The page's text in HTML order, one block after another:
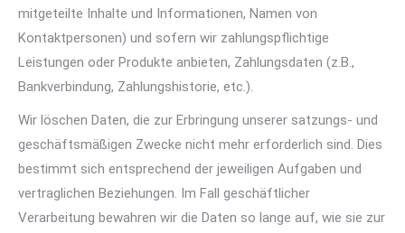
mitgeteilte Inhalte und Informationen, Namen von
Kontaktpersonen) und sofern wir zahlungspflichtige
Leistungen oder Produkte anbieten, Zahlungsdaten (z.B.,
Bankverbindung, Zahlungshistorie, etc.).
Wir löschen Daten, die zur Erbringung unserer satzungs- und
geschäftsmäßigen Zwecke nicht mehr erforderlich sind. Dies
bestimmt sich entsprechend der jeweiligen Aufgaben und
vertraglichen Beziehungen. Im Fall geschäftlicher
Verarbeitung bewahren wir die Daten so lange auf, wie sie zur